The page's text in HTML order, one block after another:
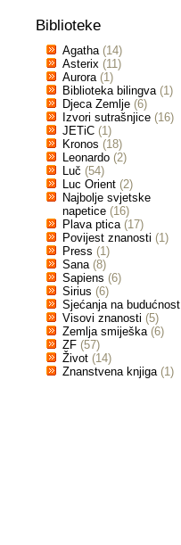
Biblioteke
Agatha (14)
Asterix (11)
Aurora (1)
Biblioteka bilingva (1)
Djeca Zemlje (6)
Izvori sutrašnjice (16)
JETiC (1)
Kronos (18)
Leonardo (2)
Luč (54)
Luc Orient (2)
Najbolje svjetske
napetice (16)
Plava ptica (17)
Povijest znanosti (1)
Press (1)
Sana (8)
Sapiens (6)
Sirius (6)
Sjećanja na budućnost
Visovi znanosti (5)
Zemlja smiješka (6)
ZF (57)
Život (14)
Znanstvena knjiga (1)